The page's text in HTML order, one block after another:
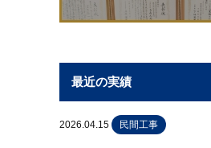
最近の実績
2026.04.15 民間工事